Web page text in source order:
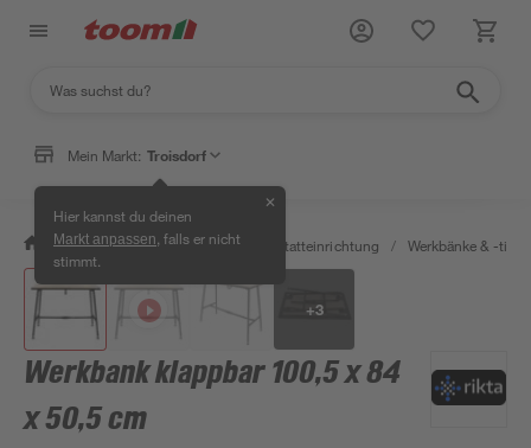
Mein Markt: Troisdorf
Hier kannst du deinen
Markt anpassen , falls er nicht
stimmt.
✕
/ Werkstatt & Maschinen / Werkstatteinrichtung / Werkbänke & -
+3
Werkbank klappbar 100,5 x 84
x 50,5 cm